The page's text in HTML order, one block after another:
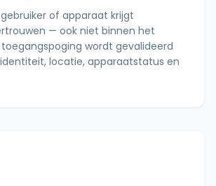
of apparaat krijgt
— ook niet binnen het
toegangspoging wordt gevalideerd
locatie, apparaatstatus en